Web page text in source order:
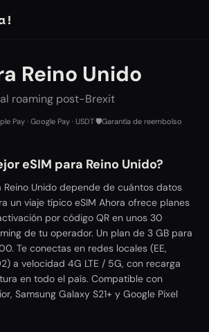
Reino Unido
roaming post-Brexit
Pay · Google Pay · USDT🛡️Garantía de reembolso
eSIM para Reino Unido?
Reino Unido depende de cuántos datos
un viaje típico eSIM Ahora ofrece planes
por código QR en unos 30
de tu operador. Un plan de 3 GB para
Te conectas en redes locales (EE,
a velocidad 4G LTE / 5G, con recarga
en todo el país. Compatible con
Samsung Galaxy S21+ y Google Pixel